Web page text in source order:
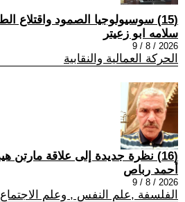
(15) سوسيولوجيا الصمود واقتلاع الطبقة العاملة
سلامه ابو زعيتر
2026 / 8 / 9
الحركة العمالية والنقابية
(16) نظرة جديدة إلى علاقة مارتن هيدغر بالنازية
أحمد رباص
2026 / 8 / 9
الفلسفة ,علم النفس , وعلم الاجتماع